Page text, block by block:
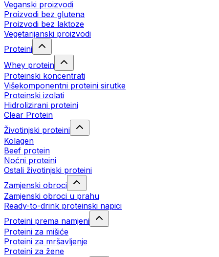
Veganski proizvodi
Proizvodi bez glutena
Proizvodi bez laktoze
Vegetarijanski proizvodi
Proteini
Whey protein
Proteinski koncentrati
Višekomponentni proteini sirutke
Proteinski izolati
Hidrolizirani proteini
Clear Protein
Životinjski proteini
Kolagen
Beef protein
Noćni proteini
Ostali životinjski proteini
Zamjenski obroci
Zamjenski obroci u prahu
Ready-to-drink proteinski napici
Proteini prema namjeni
Proteini za mišiće
Proteini za mršavljenje
Proteini za žene